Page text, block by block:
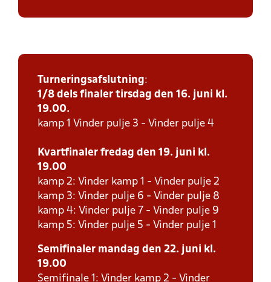
Turneringsafslutning:
1/8 dels finaler tirsdag den 16. juni kl.
19.00.
kamp 1 Vinder pulje 3 - Vinder pulje 4
Kvartfinaler fredag den 19. juni kl.
19.00
kamp 2: Vinder kamp 1 - Vinder pulje 2
kamp 3: Vinder pulje 6 - Vinder pulje 8
kamp 4: Vinder pulje 7 - Vinder pulje 9
kamp 5: Vinder pulje 5 - Vinder pulje 1
Semifinaler mandag den 22. juni kl.
19.00
Semifinale 1: Vinder kamp 2 - Vinder